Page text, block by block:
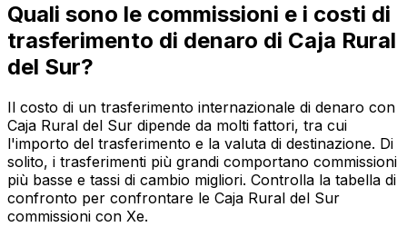
Quali sono le commissioni e i costi di
trasferimento di denaro di Caja Rural
del Sur?
Il costo di un trasferimento internazionale di denaro con
Caja Rural del Sur dipende da molti fattori, tra cui
l'importo del trasferimento e la valuta di destinazione. Di
solito, i trasferimenti più grandi comportano commissioni
più basse e tassi di cambio migliori. Controlla la tabella di
confronto per confrontare le Caja Rural del Sur
commissioni con Xe.